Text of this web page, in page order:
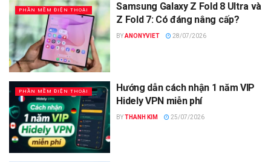
PHẦN MỀM ĐIỆN THOẠI
Samsung Galaxy Z Fold 8 Ultra và
Z Fold 7: Có đáng nâng cấp?
BYANONYVIET 28/07/2026
PHẦN MỀM ĐIỆN THOẠI
Hướng dẫn cách nhận 1 năm VIP
Hidely VPN miễn phí
BYTHANH KIM 25/07/2026